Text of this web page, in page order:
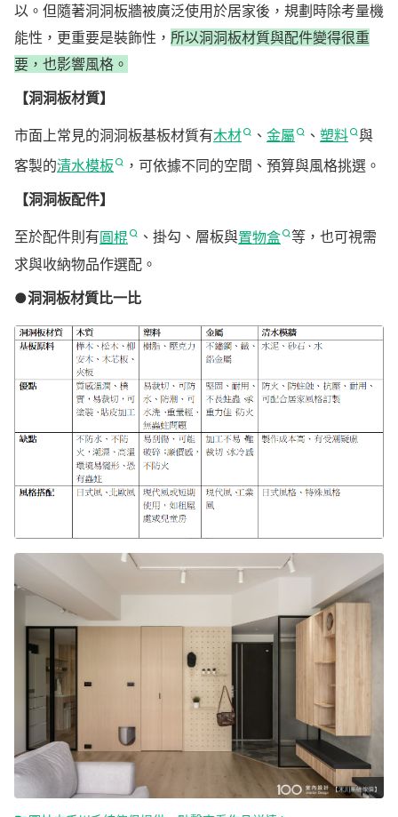
以。但隨著洞洞板牆被廣泛使用於居家後，規劃時除考量機
能性，更重要是裝飾性， 所以洞洞板材質與配件變得很重
要，也影響風格。
【洞洞板材質】
市面上常見的洞洞板基板材質有木材 、 金屬 、 塑料 與
客製的清水模板
，可依據不同的空間、預算與風格挑選。
【洞洞板配件】
至於配件則有圓棍 、掛勾、層板與置物盒 等，也可視需
求與收納物品作選配。
●洞洞板材質比一比